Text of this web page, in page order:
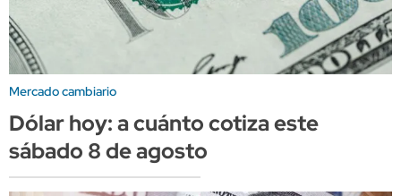
Mercado cambiario
Dólar hoy: a cuánto cotiza este
sábado 8 de agosto